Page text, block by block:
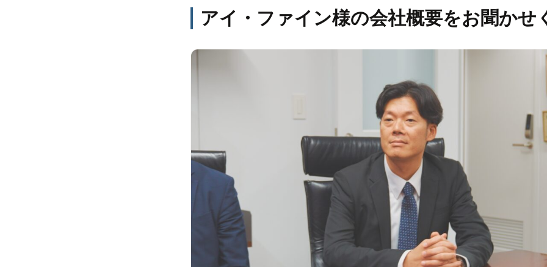
アイ・ファイン様の会社概要をお聞かせ